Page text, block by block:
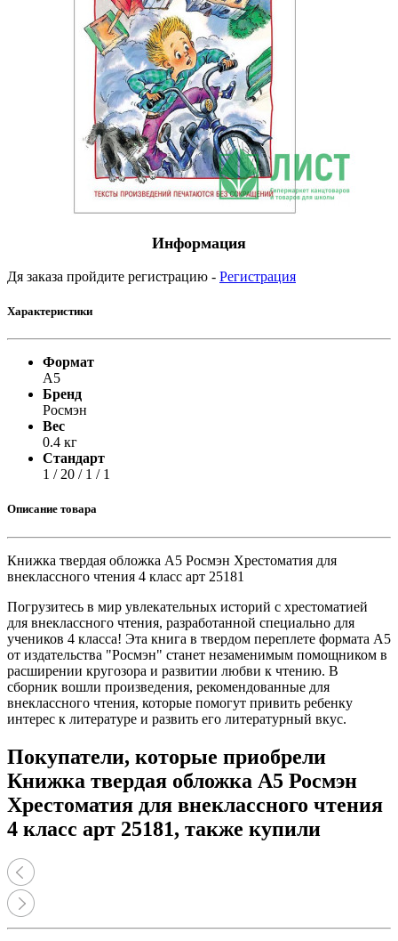
Информация
Дя заказа пройдите регистрацию - Регистрация
Характеристики
Формат
А5
Бренд
Росмэн
Вес
0.4 кг
Стандарт
1 / 20 / 1 / 1
Описание товара
Книжка твердая обложка А5 Росмэн Хрестоматия для
внеклассного чтения 4 класс арт 25181
Погрузитесь в мир увлекательных историй с хрестоматией
для внеклассного чтения, разработанной специально для
учеников 4 класса! Эта книга в твердом переплете формата А5
от издательства "Росмэн" станет незаменимым помощником в
расширении кругозора и развитии любви к чтению. В
сборник вошли произведения, рекомендованные для
внеклассного чтения, которые помогут привить ребенку
интерес к литературе и развить его литературный вкус.
Покупатели, которые приобрели
Книжка твердая обложка А5 Росмэн
Хрестоматия для внеклассного чтения
4 класс арт 25181, также купили